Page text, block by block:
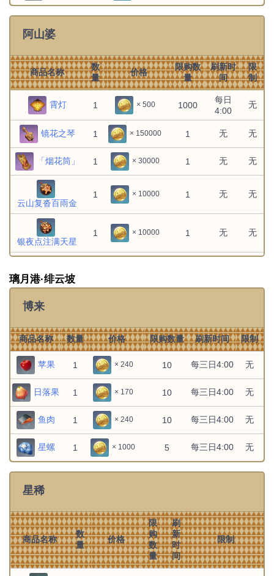
冒险等级
25级
食谱：四方和平
30级
食谱：兽肉薄荷卷
1 × 5000 1 不刷新
冒险等级
20级
食谱：龙须面
冒险等级
20级
食谱：肉末酿豆腐
1 × 5000 不刷新
冒险等级
阿山婆
商品名称
数
量
价格
限购数
量
刷新时
间
限
制
霄灯 1 × 500 1000
每日
4:00
无
镜花之琴 1 × 150000 1 无 无
「烟花筒」 1 × 30000 1 无 无
云山复沓百雨金
1 × 10000 1 无 无
银夜点注满天星
1 × 10000 1 无 无
霁青杳漫染寒英
金盏荧华自卷旋
1 × 10000 1 无 无
瑞月火树落白间
1 无
憨状可掬梧枝团
1 × 10000 无 无
焰光闪闪嘟嘟可
1 × 10000 1 无 无
财运亨通一岁中
千折不屈犹壮气
1 × 10000 1 无 无
璃月港·绯云坡
博来
商品名称 数量 价格 限购数量 刷新时间 限制
苹果 1 × 240 10 每三日4:00 无
日落果 1 × 170 10 每三日4:00 无
鱼肉 1 × 240 10 每三日4:00 无
星螺 1 × 1000 5 每三日4:00 无
星稀
商品名称
数
量
价格
限
购
数
量
刷
新
时
间
限制